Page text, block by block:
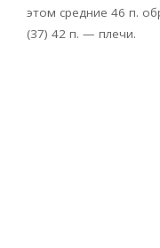
этом средние 46 п.
(37) 42 п. — плечи.